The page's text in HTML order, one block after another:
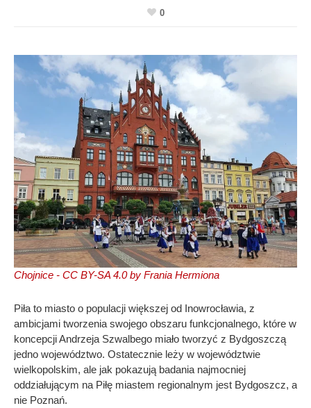
0
Chojnice - CC BY-SA 4.0 by Frania Hermiona
Piła to miasto o populacji większej od Inowrocławia, z
ambicjami tworzenia swojego obszaru funkcjonalnego, które w
koncepcji Andrzeja Szwalbego miało tworzyć z Bydgoszczą
jedno województwo. Ostatecznie leży w województwie
wielkopolskim, ale jak pokazują badania najmocniej
oddziałującym na Piłę miastem regionalnym jest Bydgoszcz, a
nie Poznań.